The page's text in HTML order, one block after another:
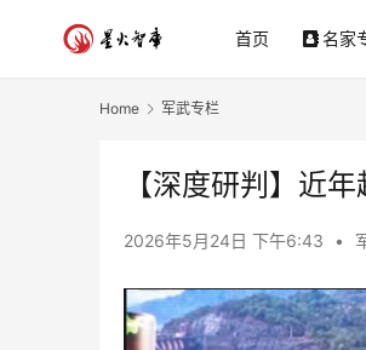
首页 名家
Home 军武专栏
【深度研判】近
2026年5月24日 下午6:43 •